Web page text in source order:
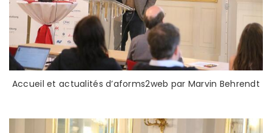
Accueil et actualités d’aforms2web par Marvin Behrendt